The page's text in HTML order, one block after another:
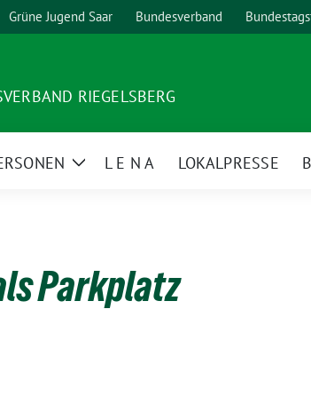
Grüne Jugend Saar Bundesverband
RIEGELSBERG
ZeigeL E N A LOKALPRESSE
Parkplatz